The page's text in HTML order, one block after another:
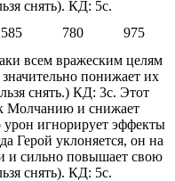
снять). КД: 5с.
585 780
975
всем вражеским целям
понижает их
снять.) КД: 3с. Этот
Молчанию и снижает
игнорирует эффекты
Герой уклоняется, он на
и сильно повышает свою
снять). КД: 5с.